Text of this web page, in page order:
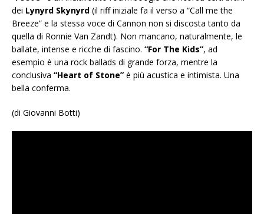
dei Lynyrd Skynyrd (il riff iniziale fa il verso a “Call me the
Breeze” e la stessa voce di Cannon non si discosta tanto da
quella di Ronnie Van Zandt). Non mancano, naturalmente, le
ballate, intense e ricche di fascino. “For The Kids”, ad
esempio è una rock ballads di grande forza, mentre la
conclusiva “Heart of Stone” è più acustica e intimista. Una
bella conferma.
(di Giovanni Botti)